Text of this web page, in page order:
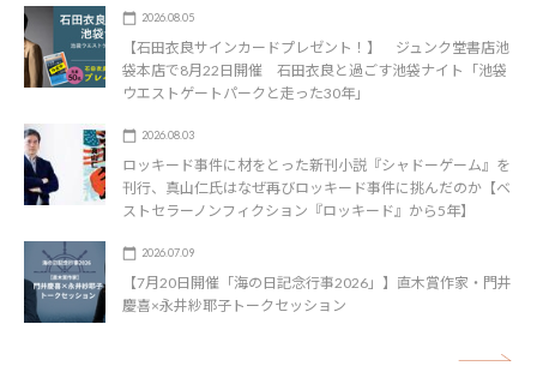
2026.08.05
【石田衣良サインカードプレゼント！】 ジュンク堂書店池
袋本店で8月22日開催 石田衣良と過ごす池袋ナイト「池袋
ウエストゲートパークと走った30年」
2026.08.03
ロッキード事件に材をとった新刊小説『シャドーゲーム』を
刊行、真山仁氏はなぜ再びロッキード事件に挑んだのか【ベ
ストセラーノンフィクション『ロッキード』から5年】
2026.07.09
【7月20日開催「海の日記念行事2026」】直木賞作家・門井
慶喜×永井紗耶子トークセッション